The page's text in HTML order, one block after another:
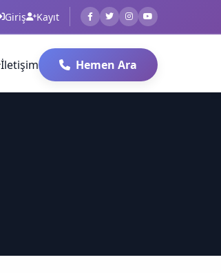
Giriş Kayıt
İletişim Hemen Ara